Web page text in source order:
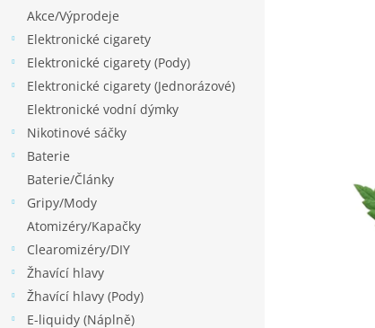
Akce/Výprodeje
Elektronické cigarety
Elektronické cigarety (Pody)
Elektronické cigarety (Jednorázové)
Elektronické vodní dýmky
Nikotinové sáčky
Baterie
Baterie/Články
Gripy/Mody
Atomizéry/Kapačky
Clearomizéry/DIY
Žhavící hlavy
Žhavící hlavy (Pody)
E-liquidy (Náplně)